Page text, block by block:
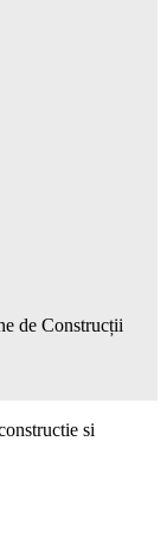
de Construcții
si